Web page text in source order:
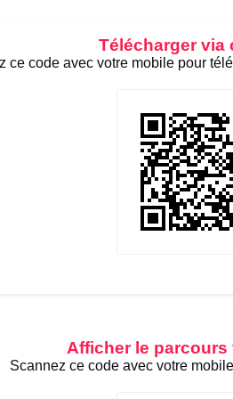
Télécharger via
ce code avec votre mobile pour
Afficher le parcours
Scannez ce code avec votre